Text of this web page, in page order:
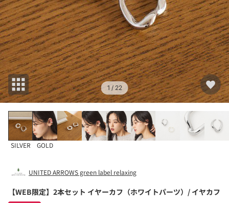
1 / 22
SILVER GOLD
UNITED ARROWS green label relaxing
【WEB限定】2本セット イヤーカフ（ホワイトパーツ）/ イヤカフ